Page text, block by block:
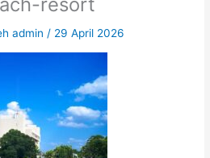
admin / 29 April 2026